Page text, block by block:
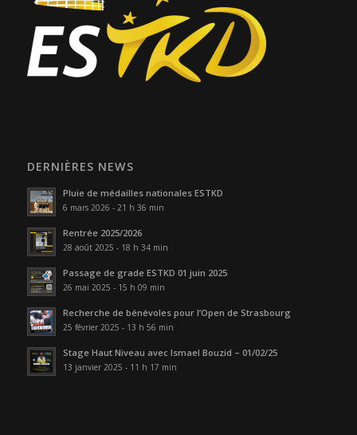
DERNIÈRES NEWS
Pluie de médailles nationales ESTKD
6 mars 2026 - 21 h 36 min
Rentrée 2025/2026
28 août 2025 - 18 h 34 min
Passage de grade ESTKD 01 juin 2025
26 mai 2025 - 15 h 09 min
Recherche de bénévoles pour l’Open de Strasbourg
25 février 2025 - 13 h 56 min
Stage Haut Niveau avec Ismael Bouzid – 01/02/25
13 janvier 2025 - 11 h 17 min